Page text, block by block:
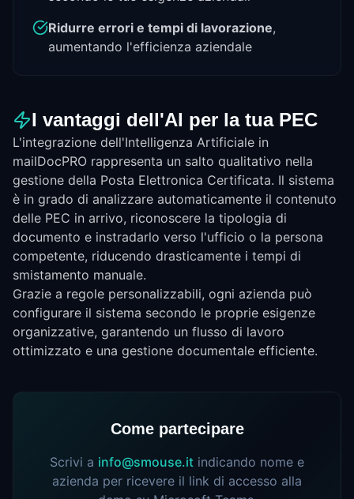
Ridurre errori e tempi di lavorazione,
aumentando l'efficienza aziendale
I vantaggi dell'AI per la tua PEC
L'integrazione dell'Intelligenza Artificiale in
mailDocPRO rappresenta un salto qualitativo nella
gestione della Posta Elettronica Certificata. Il sistema
è in grado di analizzare automaticamente il contenuto
delle PEC in arrivo, riconoscere la tipologia di
documento e instradarlo verso l'ufficio o la persona
competente, riducendo drasticamente i tempi di
smistamento manuale.
Grazie a regole personalizzabili, ogni azienda può
configurare il sistema secondo le proprie esigenze
organizzative, garantendo un flusso di lavoro
ottimizzato e una gestione documentale efficiente.
Come partecipare
Scrivi a info@smouse.it indicando nome e
azienda per ricevere il link di accesso alla